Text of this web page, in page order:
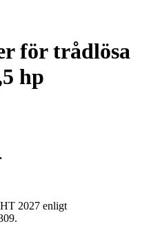
för trådlösa
hp
2027 enligt